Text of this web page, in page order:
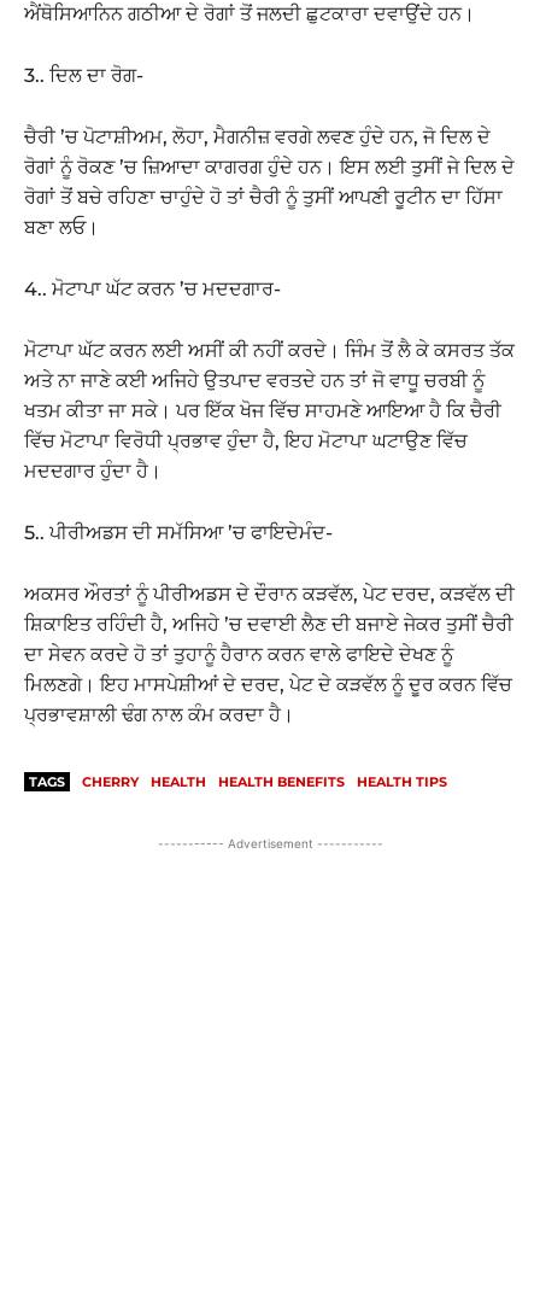
ਐਂਥੋਸਿਆਨਿਨ ਗਠੀਆ ਦੇ ਰੋਗਾਂ ਤੋਂ ਜਲਦੀ ਛੁਟਕਾਰਾ ਦਵਾਉਂਦੇ ਹਨ।
3.. ਦਿਲ ਦਾ ਰੋਗ-
ਚੈਰੀ ’ਚ ਪੋਟਾਸ਼ੀਅਮ, ਲੋਹਾ, ਮੈਗਨੀਜ਼ ਵਰਗੇ ਲਵਣ ਹੁੰਦੇ ਹਨ, ਜੋ ਦਿਲ ਦੇ
ਰੋਗਾਂ ਨੂੰ ਰੋਕਣ ’ਚ ਜ਼ਿਆਦਾ ਕਾਗਰਗ ਹੁੰਦੇ ਹਨ। ਇਸ ਲਈ ਤੁਸੀਂ ਜੇ ਦਿਲ ਦੇ
ਰੋਗਾਂ ਤੋਂ ਬਚੇ ਰਹਿਣਾ ਚਾਹੁੰਦੇ ਹੋ ਤਾਂ ਚੈਰੀ ਨੂੰ ਤੁਸੀਂ ਆਪਣੀ ਰੂਟੀਨ ਦਾ ਹਿੱਸਾ
ਬਣਾ ਲਓ।
4.. ਮੋਟਾਪਾ ਘੱਟ ਕਰਨ ’ਚ ਮਦਦਗਾਰ-
ਮੋਟਾਪਾ ਘੱਟ ਕਰਨ ਲਈ ਅਸੀਂ ਕੀ ਨਹੀਂ ਕਰਦੇ। ਜਿੰਮ ਤੋਂ ਲੈ ਕੇ ਕਸਰਤ ਤੱਕ
ਅਤੇ ਨਾ ਜਾਣੇ ਕਈ ਅਜਿਹੇ ਉਤਪਾਦ ਵਰਤਦੇ ਹਨ ਤਾਂ ਜੋ ਵਾਧੂ ਚਰਬੀ ਨੂੰ
ਖਤਮ ਕੀਤਾ ਜਾ ਸਕੇ। ਪਰ ਇੱਕ ਖੋਜ ਵਿੱਚ ਸਾਹਮਣੇ ਆਇਆ ਹੈ ਕਿ ਚੈਰੀ
ਵਿੱਚ ਮੋਟਾਪਾ ਵਿਰੋਧੀ ਪ੍ਰਭਾਵ ਹੁੰਦਾ ਹੈ, ਇਹ ਮੋਟਾਪਾ ਘਟਾਉਣ ਵਿੱਚ
ਮਦਦਗਾਰ ਹੁੰਦਾ ਹੈ।
5.. ਪੀਰੀਅਡਸ ਦੀ ਸਮੱਸਿਆ ’ਚ ਫਾਇਦੇਮੰਦ-
ਅਕਸਰ ਔਰਤਾਂ ਨੂੰ ਪੀਰੀਅਡਸ ਦੇ ਦੌਰਾਨ ਕੜਵੱਲ, ਪੇਟ ਦਰਦ, ਕੜਵੱਲ ਦੀ
ਸ਼ਿਕਾਇਤ ਰਹਿੰਦੀ ਹੈ, ਅਜਿਹੇ ’ਚ ਦਵਾਈ ਲੈਣ ਦੀ ਬਜਾਏ ਜੇਕਰ ਤੁਸੀਂ ਚੈਰੀ
ਦਾ ਸੇਵਨ ਕਰਦੇ ਹੋ ਤਾਂ ਤੁਹਾਨੂੰ ਹੈਰਾਨ ਕਰਨ ਵਾਲੇ ਫਾਇਦੇ ਦੇਖਣ ਨੂੰ
ਮਿਲਣਗੇ। ਇਹ ਮਾਸਪੇਸ਼ੀਆਂ ਦੇ ਦਰਦ, ਪੇਟ ਦੇ ਕੜਵੱਲ ਨੂੰ ਦੂਰ ਕਰਨ ਵਿੱਚ
ਪ੍ਰਭਾਵਸ਼ਾਲੀ ਢੰਗ ਨਾਲ ਕੰਮ ਕਰਦਾ ਹੈ।
TAGS CHERRY HEALTH HEALTH BENEFITS HEALTH TIPS
----------- Advertisement -----------